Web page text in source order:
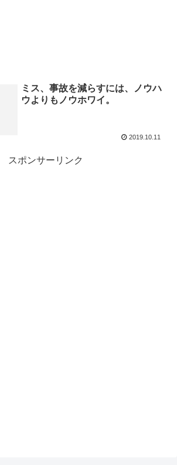
ミス、事故を減らすには、ノウハ
ウよりもノウホワイ。
2019.10.11
スポンサーリンク